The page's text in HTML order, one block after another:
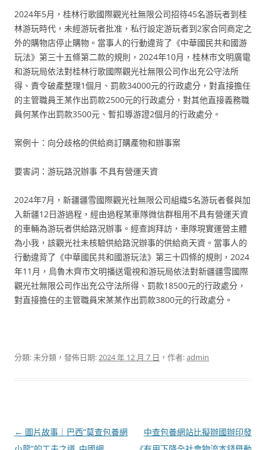
2024年5月，桂林行歌國際觀光社無限公司招待45名游玩者到桂
林游玩時代，未經游玩者批准，私行設定游玩者到2家合同商定之
外的購物店停止購物。當事人的行動違背了《中華國民共和國游
玩法》第三十五條第二款的規則，2024年10月，桂林市文明廣電
和游玩局依法對桂林行歌國際觀光社無限公司作出充公守法所
得、責令破產整理1個月、罰款34000元的行政處分，對直接擔任
的主管職員王某作出罰款2500元的行政處分，對其他直接義務職
員何某作出罰款3500元、暫扣導游證2個月的行政處分。
案例十：向分歧格的供給商訂購產物和辦事案
要害詞：游玩路況辦事 不具有營運天資
2024年7月，新疆疆雪國際觀光社無限公司組織5名游玩者餐與加
入新疆12日游過程，經由過程某車隊微信群租用不具有營運天資
的車輛為游玩者供給路況辦事。經查詢拜訪，車隊現實運營主體
為小我，該觀光社未核驗供給路況辦事的供給商天資。當事人的
行動違背了《中華國民共和國游玩法》第三十四條的規則，2024
年11月，烏魯木齊市文明播送電視和游玩局依法對新疆疆雪國際
觀光社無限公司作出充公守法所得、罰款18500元的行政處分，
對直接擔任的主管職員宋某某作出罰款3800元的行政處分。
分類: 未分類，發佈日期:2024 年 12 月 7 日 ，作者:admin
文
← 圖片故事｜巴西“莫查包養網
中查包養網站比擬辦國辦印發